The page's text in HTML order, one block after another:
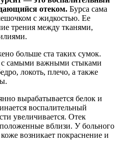
отеком. Бурса сама
с жидкостью. Ее
трения между тканями,
больше ста таких сумок.
с самыми важными стыками
локоть, плечо, а также
вырабатывается белок и
воспалительный
увеличивается. Отек
вблизи. У больного
возникает покраснение и